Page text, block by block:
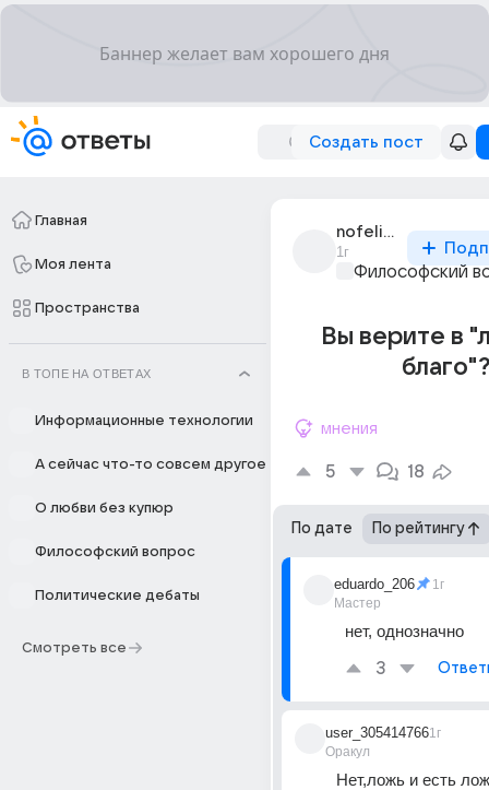
Создать пост
Главная
Моя лента
Пространства
В ТОПЕ НА ОТВЕТАХ
Информационные технологии
А сейчас что-то совсем другое
О любви без купюр
Философский вопрос
Политические дебаты
Смотреть все
nofelicita_0021
1г
Философский
Вы верите в
благо"?
мнения
5 18
По дате По рейтингу
eduardo_206
Мастер
1г
нет, однозначно
3
user_305414766
Оракул
1г
Нет,ложь и есть